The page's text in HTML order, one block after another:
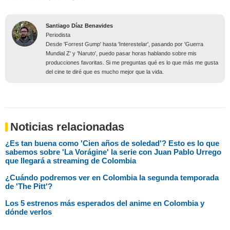
Santiago Díaz Benavides
Periodista
Desde 'Forrest Gump' hasta 'Interestelar', pasando por 'Guerra
Mundial Z' y 'Naruto', puedo pasar horas hablando sobre mis
producciones favoritas. Si me preguntas qué es lo que más me gusta
del cine te diré que es mucho mejor que la vida.
Noticias relacionadas
¿Es tan buena como 'Cien años de soledad'? Esto es lo que
sabemos sobre 'La Vorágine' la serie con Juan Pablo Urrego
que llegará a streaming de Colombia
¿Cuándo podremos ver en Colombia la segunda temporada
de 'The Pitt'?
Los 5 estrenos más esperados del anime en Colombia y
dónde verlos